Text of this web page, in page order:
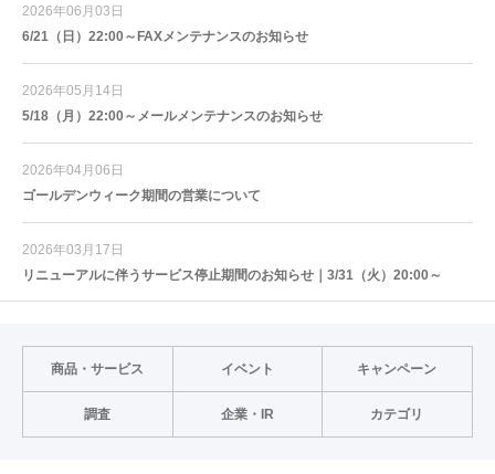
2026年06月03日
6/21（日）22:00～FAXメンテナンスのお知らせ
2026年05月14日
5/18（月）22:00～メールメンテナンスのお知らせ
2026年04月06日
ゴールデンウィーク期間の営業について
2026年03月17日
リニューアルに伴うサービス停止期間のお知らせ｜3/31（火）20:00～
商品・サービス イベント キャンペーン
調査 企業・IR カテゴリ